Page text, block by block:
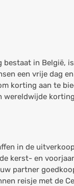
in België,
een vrije dag
korting aan te
wereldwijde
in de
kerst- en
partner
reisje met de